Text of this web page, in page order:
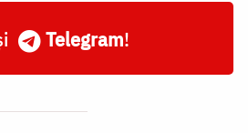
Telegram!